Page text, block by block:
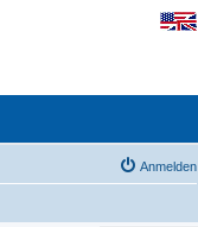
Anmelden